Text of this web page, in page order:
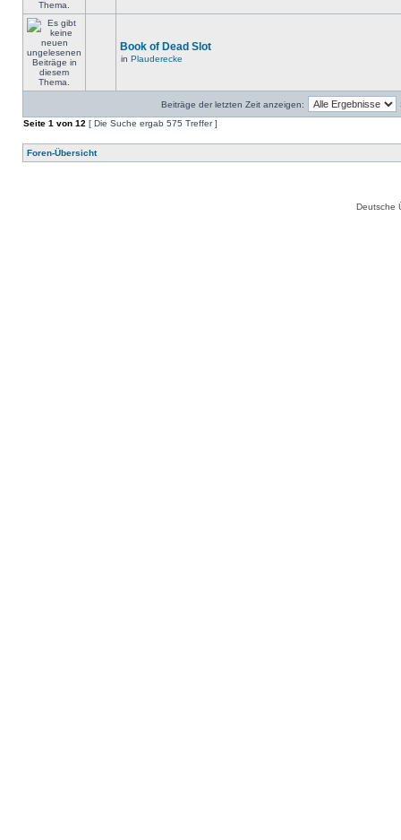
Book of Dead Slot
in Plauderecke
Beiträge der letzten Zeit anzeigen:
Seite 1 von 12 [ Die Suche ergab 575 Treffer ]
Foren-Übersicht
Deutsche